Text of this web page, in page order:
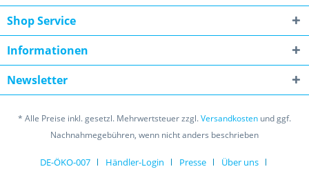
Shop Service
Informationen
Newsletter
* Alle Preise inkl. gesetzl. Mehrwertsteuer zzgl.Versandkosten und ggf.
Nachnahmegebühren, wenn nicht anders beschrieben
DE-ÖKO-007 Händler-Login Presse
Über uns